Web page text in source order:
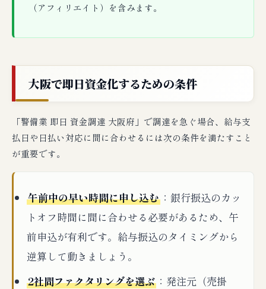
（アフィリエイト）を含みます。
大阪で即日資金化するための条件
「警備業 即日 資金調達 大阪府」で調達を急ぐ場合、給与支
払日や日払い対応に間に合わせるには次の条件を満たすこと
が重要です。
午前中の早い時間に申し込む ：銀行振込のカッ
トオフ時間に間に合わせる必要があるため、午
前申込が有利です。給与振込のタイミングから
逆算して動きましょう。
2社間ファクタリングを選ぶ ：発注元（売掛